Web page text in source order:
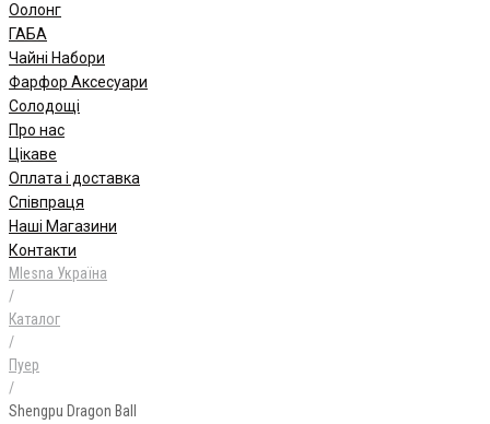
Oолонг
ГАБА
Чайні Набори
Фарфор Аксесуари
Солодощі
Про нас
Цікаве
Оплата і доставка
Співпраця
Наші Магазини
Контакти
Mlesna Україна
/
Каталог
/
Пуер
/
Shengpu Dragon Ball